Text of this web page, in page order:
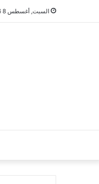
السبت, أغسطس 8 2026